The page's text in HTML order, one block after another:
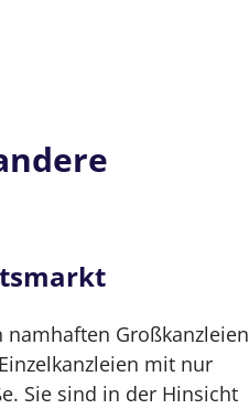
Großkanzleien
mit nur
Sie sind in der Hinsicht